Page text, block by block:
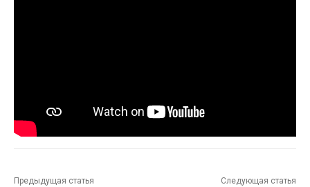
Предыдущая статья Следующая статья